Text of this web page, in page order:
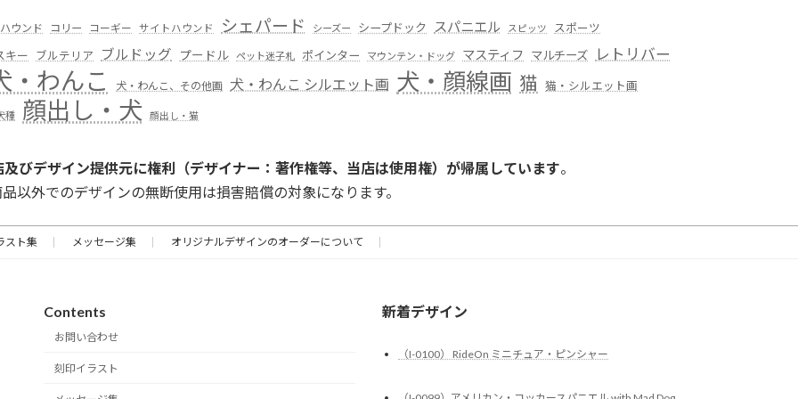
ウンド コリー コーギー サイトハウンド シェパード シーズー シープドック スパニエル スピッツ
スポーツ
キー
ブルテリア ブルドッグ プードル ペット迷子札 ポインター マウンテン・ドッグ マスティフ マルチーズ レトリバー
・わんこ 犬・わんこ、その他画 犬・わんこ シルエット画 犬・顔線画 猫 猫・シルエット画
種 顔出し・犬 顔出し・猫
びデザイン提供元に権利（デザイナー：著作権等、当店は使用権）が帰属しています。
以外でのデザインの無断使用は損害賠償の対象になります。
スト集 メッセージ集 オリジナルデザインのオーダーについて
Contents
お問い合わせ
刻印イラスト
新着デザイン
（I-0100） RideOn ミニチュア・ピンシャー